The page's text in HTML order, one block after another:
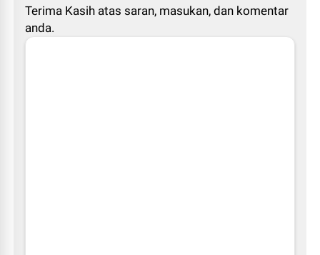
Terima Kasih atas saran, masukan, dan komentar
anda.